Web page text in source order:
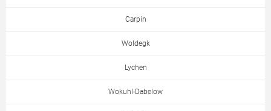
Carpin
Woldegk
Lychen
Wokuhl-Dabelow